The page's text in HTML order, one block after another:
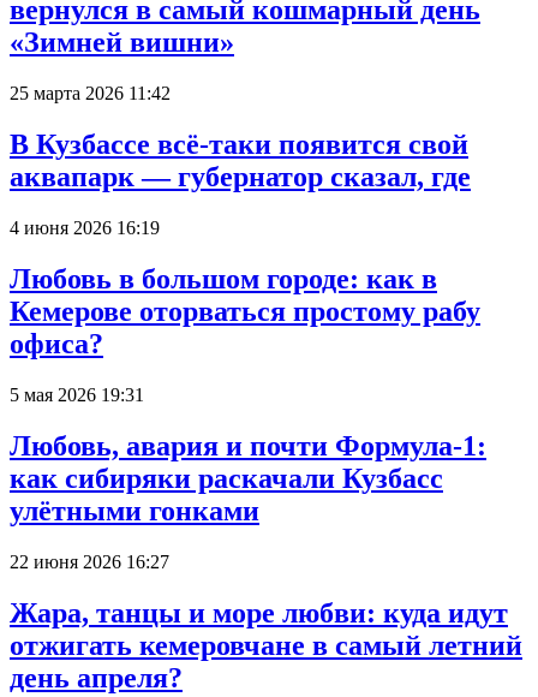
вернулся в самый кошмарный день
«Зимней вишни»
25 марта 2026 11:42
В Кузбассе всё-таки появится свой
аквапарк — губернатор сказал, где
4 июня 2026 16:19
Любовь в большом городе: как в
Кемерове оторваться простому рабу
офиса?
5 мая 2026 19:31
Любовь, авария и почти Формула-1:
как сибиряки раскачали Кузбасс
улётными гонками
22 июня 2026 16:27
Жара, танцы и море любви: куда идут
отжигать кемеровчане в самый летний
день апреля?